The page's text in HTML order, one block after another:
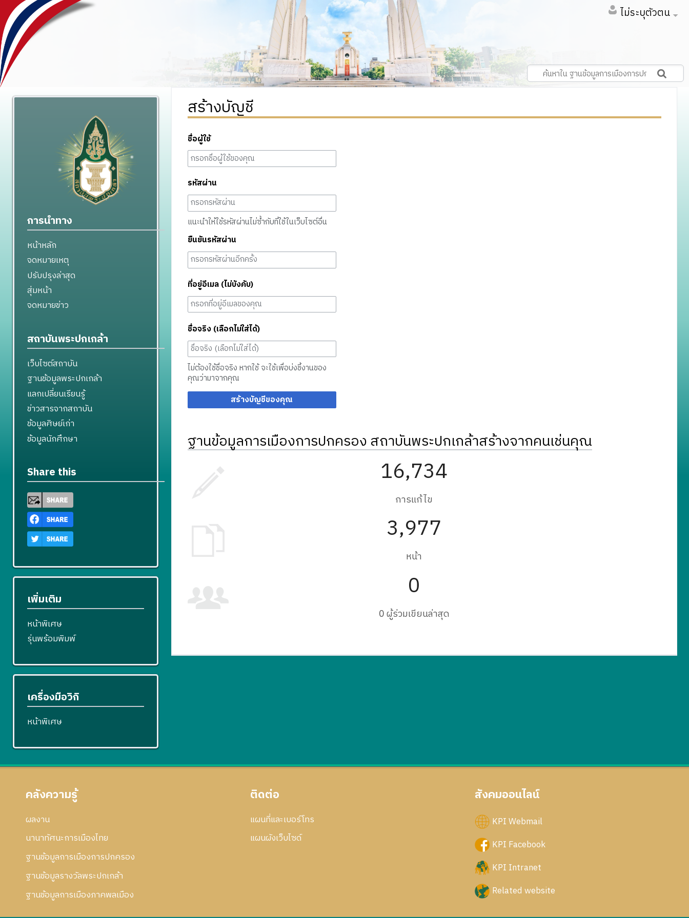
ไม่ระบุตัวตน
สร้างบัญชี
ชื่อผู้ใช้
รหัสผ่าน
แนะนำให้ใช้รหัสผ่านไม่ซ้ำกับที่ใช้ในเว็บไซต์อื่น
ยืนยันรหัสผ่าน
ที่อยู่อีเมล (ไม่บังคับ)
ชื่อจริง (เลือกไม่ใส่ได้)
ไม่ต้องใช้ชื่อจริง หากใช้ จะใช้เพื่อบ่งชี้งานของ
คุณว่ามาจากคุณ
สร้างบัญชีของคุณ
ฐานข้อมูลการเมืองการปกครอง สถาบันพระปกเกล้าสร้างจากคนเช่นคุณ
16,734
การแก้ไข
3,977
หน้า
0
0 ผู้ร่วมเขียนล่าสุด
การนำทาง
หน้าหลัก
จดหมายเหตุ
ปรับปรุงล่าสุด
สุ่มหน้า
จดหมายข่าว
สถาบันพระปกเกล้า
เว็บไซต์สถาบัน
ฐานข้อมูลพระปกเกล้า
แลกเปลี่ยนเรียนรู้
ข่าวสารจากสถาบัน
ข้อมูลศิษย์เก่า
ข้อมูลนักศึกษา
Share this
เพิ่มเติม
หน้าพิเศษ
รุ่นพร้อมพิมพ์
เครื่องมือวิกิ
หน้าพิเศษ
คลังความรู้
ผลงาน
นานาทัศนะการเมืองไทย
ฐานข้อมูลการเมืองการปกครอง
ฐานข้อมูลรางวัลพระปกเกล้า
ฐานข้อมูลการเมืองภาคพลเมือง
ติดต่อ
แผนที่และเบอร์โทร
แผนผังเว็บไซด์
สังคมออนไลน์
KPI Webmail
KPI Facebook
KPI Intranet
Related website